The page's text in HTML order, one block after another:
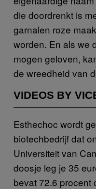
die doordrenkt is
garnalen roze
worden. En als we
mogen geloven,
de wreedheid van
VIDEOS BY
Esthechoc wordt
biotechbedrijf dat
Universiteit van
doosje leg je 35
bevat 72.6 procent